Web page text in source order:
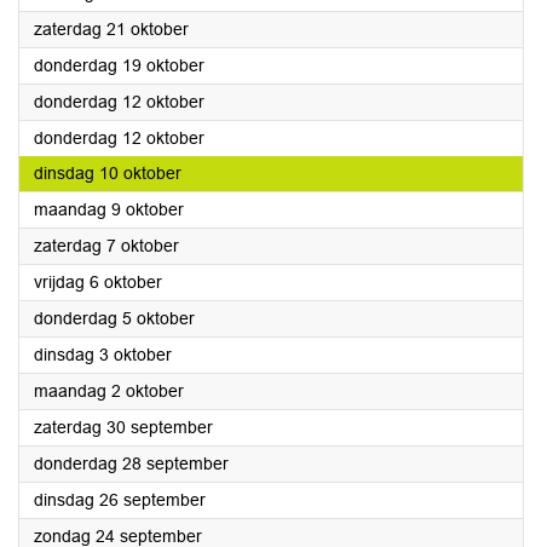
zaterdag 21 oktober2023
donderdag 19 oktober2023
donderdag 12 oktober2023
donderdag 12 oktober2023
dinsdag 10 oktober2023
maandag 9 oktober2023
zaterdag 7 oktober2023
vrijdag 6 oktober2023
donderdag 5 oktober2023
dinsdag 3 oktober2023
maandag 2 oktober2023
zaterdag 30 september2023
donderdag 28 september2023
dinsdag 26 september2023
zondag 24 september2023